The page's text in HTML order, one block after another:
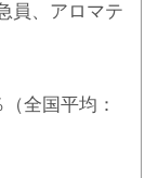
員、アロマテ
全国平均：